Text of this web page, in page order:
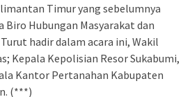
Timur yang sebelumnya
Biro Hubungan Masyarakat dan
hadir dalam acara ini, Wakil
Kepala Kepolisian Resor Sukabumi,
Kantor Pertanahan Kabupaten
(***)